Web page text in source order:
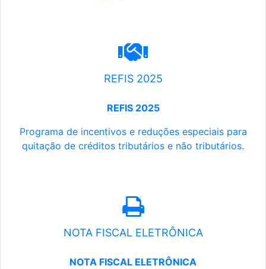
REFIS 2025
REFIS 2025
Programa de incentivos e reduções especiais para
quitação de créditos tributários e não tributários.
NOTA FISCAL ELETRÔNICA
NOTA FISCAL ELETRÔNICA